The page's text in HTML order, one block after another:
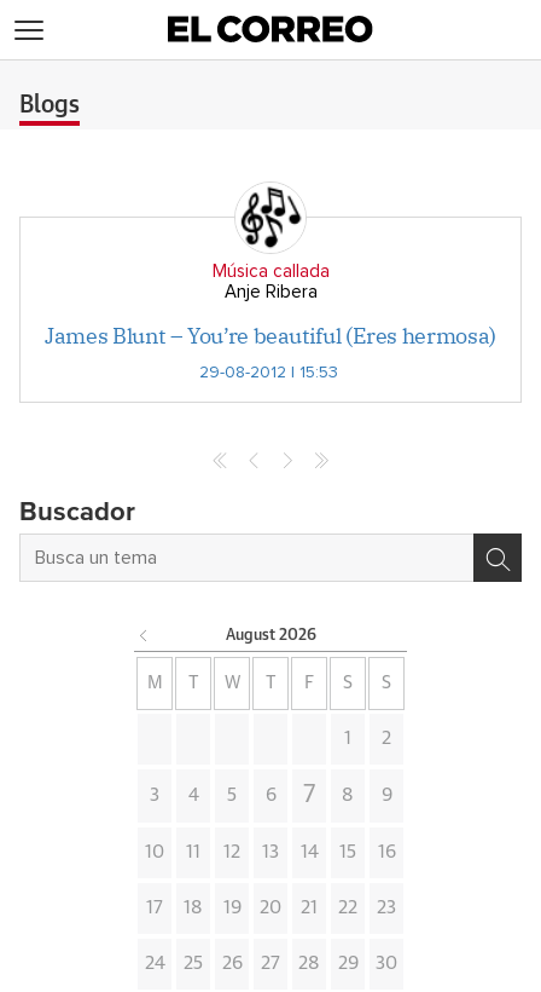
Blogs
Música callada
Anje Ribera
James Blunt – You’re beautiful (Eres hermosa)
29-08-2012 | 15:53
Buscador
August 2026
M W F S S
1 2
3 4 5 6 7 8 9
10 11 12 13 14 15 16
17 18 19 20 21 22 23
24 25 26 27 28 29 30